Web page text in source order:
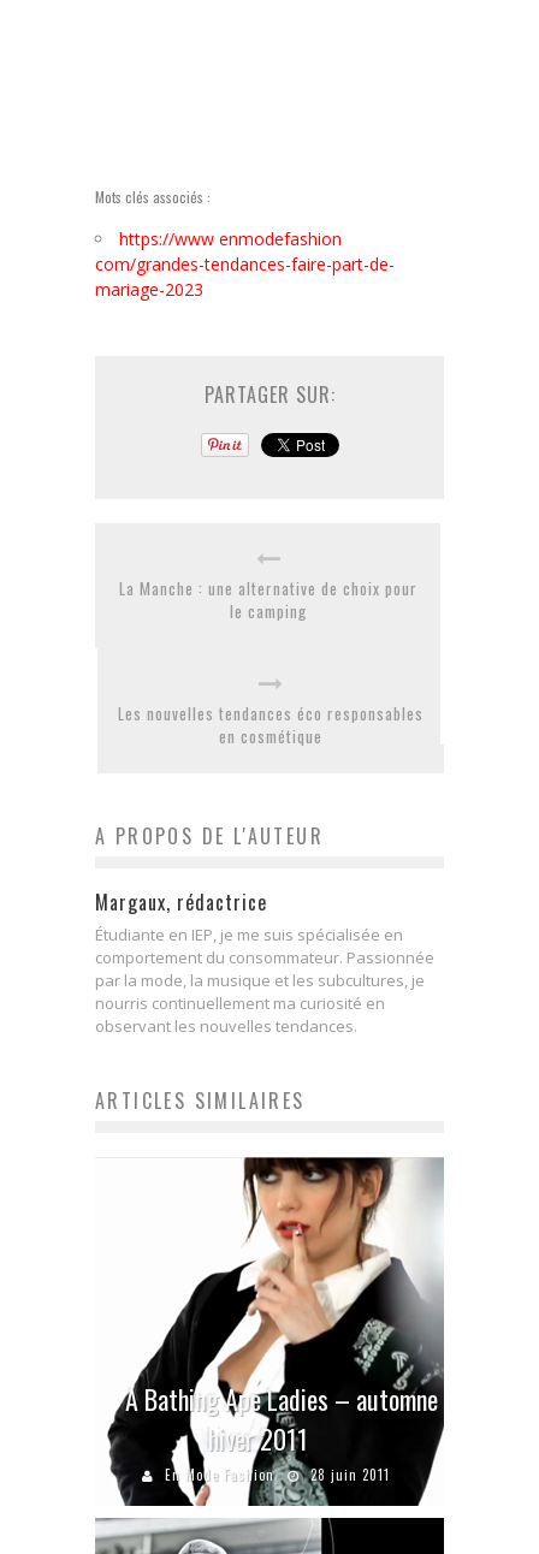
Mots clés associés :
https://www enmodefashion
com/grandes-tendances-faire-part-de-
mariage-2023
PARTAGER SUR:
La Manche : une alternative de choix pour
le camping
Les nouvelles tendances éco responsables
en cosmétique
A PROPOS DE L'AUTEUR
Margaux, rédactrice
Étudiante en IEP, je me suis spécialisée en
comportement du consommateur. Passionnée
par la mode, la musique et les subcultures, je
nourris continuellement ma curiosité en
observant les nouvelles tendances.
ARTICLES SIMILAIRES
A Bathing Ape Ladies – automne
hiver 2011
En Mode Fashion 28 juin 2011